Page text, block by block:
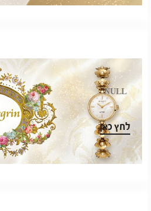
NULL
.
לחץ כאן